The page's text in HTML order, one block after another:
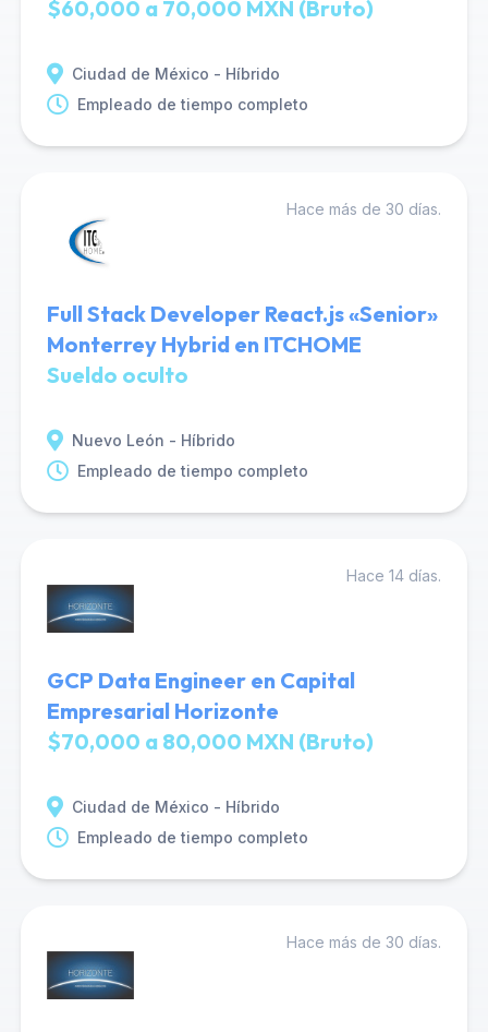
$60,000 a 70,000 MXN (Bruto)
Ciudad de México - Híbrido
Empleado de tiempo completo
Hace más de 30 días.
Full Stack Developer React.js «Senior»
Monterrey Hybrid en ITCHOME
Sueldo oculto
Nuevo León - Híbrido
Empleado de tiempo completo
Hace 14 días.
GCP Data Engineer en Capital
Empresarial Horizonte
$70,000 a 80,000 MXN (Bruto)
Ciudad de México - Híbrido
Empleado de tiempo completo
Hace más de 30 días.